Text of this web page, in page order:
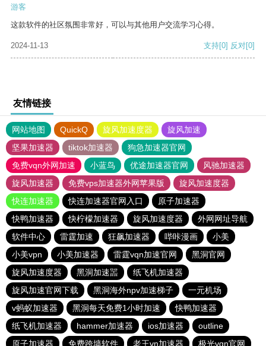
游客
这款软件的社区氛围非常好，可以与其他用户交流学习心得。
2024-11-13 支持[0] 反对[0]
友情链接
网站地图 QuickQ 旋风加速度器
旋风加速
坚果加速器
tiktok加速器
狗急加速器官网
免费vqn外网加速
小蓝鸟 优途加速器官网
风驰加速器
旋风加速器
免费vps加速器外网苹果版
旋风加速度器
快连加速器
快连加速器官网入口
原子加速器
快鸭加速器
快柠檬加速器 旋风加速度器
外网网址导航
软件中心
雷霆加速 狂飙加速器 哔咔漫画
小美
小美vpn
小美加速器 雷霆vqn加速官网
黑洞官网
旋风加速度器
黑洞加速噐
纸飞机加速器
旋风加速官网下载
黑洞海外npv加速梯子
一元机场
v蚂蚁加速器
黑洞每天免费1小时加速
快鸭加速器
纸飞机加速器
hammer加速器 ios加速器
outline
原子加速器
免费跨墙软件 老王vn加速器 极光vqn官网